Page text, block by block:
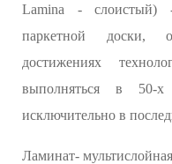
Lamina - слоистый)
паркетной доски,
достижениях
выполняться в
исключительно в
Ламинат-